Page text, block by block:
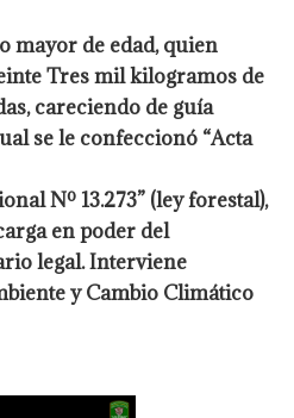
mayor de edad, quien
Tres mil kilogramos de
careciendo de guía
se le confeccionó “Acta
Nº 13.273” (ley forestal),
en poder del
legal. Interviene
y Cambio Climático